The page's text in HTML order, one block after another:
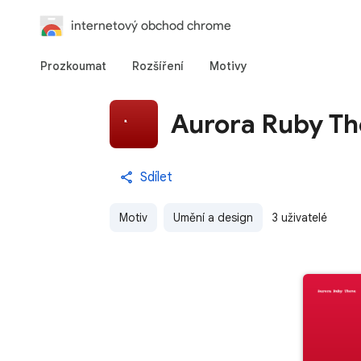
internetový obchod chrome
Prozkoumat Rozšíření Motivy
Aurora Ruby
Sdílet
Motiv Umění a design 3 uživatelé